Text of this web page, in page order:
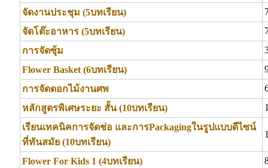
จัดงานประชุม (5บทเรียน)
จัดโต๊ะอาหาร (5บทเรียน)
การจัดซุ้ม
Flower Basket (6บทเรียน)
การจัดดอกไม้งานศพ
หลักสูตรพิเศษระยะ สั้น (10บทเรียน)
เรียนเทคนิคการจัดช่อ และการPackagingในรูปแบบดีไซน์
ที่ทันสมัย (10บทเรียน)
Flower For Kids 1 (4บทเรียน)